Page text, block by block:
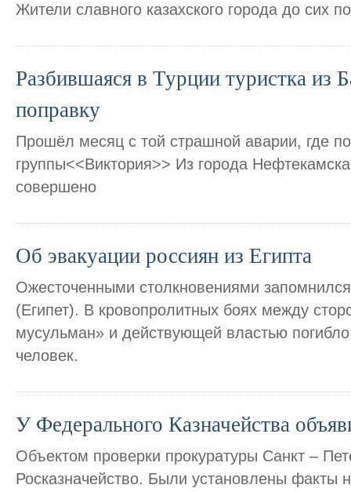
Жители славного казахского города до сих
Разбившаяся в Турции туристка из
поправку
Прошёл месяц с той страшной аварии, где
группы<<Виктория>> Из города
совершено
Об эвакуации россиян из Египта
Ожесточенными столкновениями
(Египет). В кровопролитных боях между
мусульман» и действующей властью
человек.
У Федерального Казначейства
Объектом проверки прокуратуры Санкт –
Росказначейство. Были установлены факты